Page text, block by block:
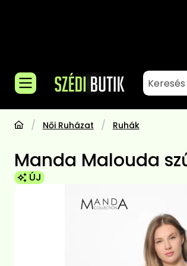
Női Ruházat Ruhák
Manda Malouda
ÚJ